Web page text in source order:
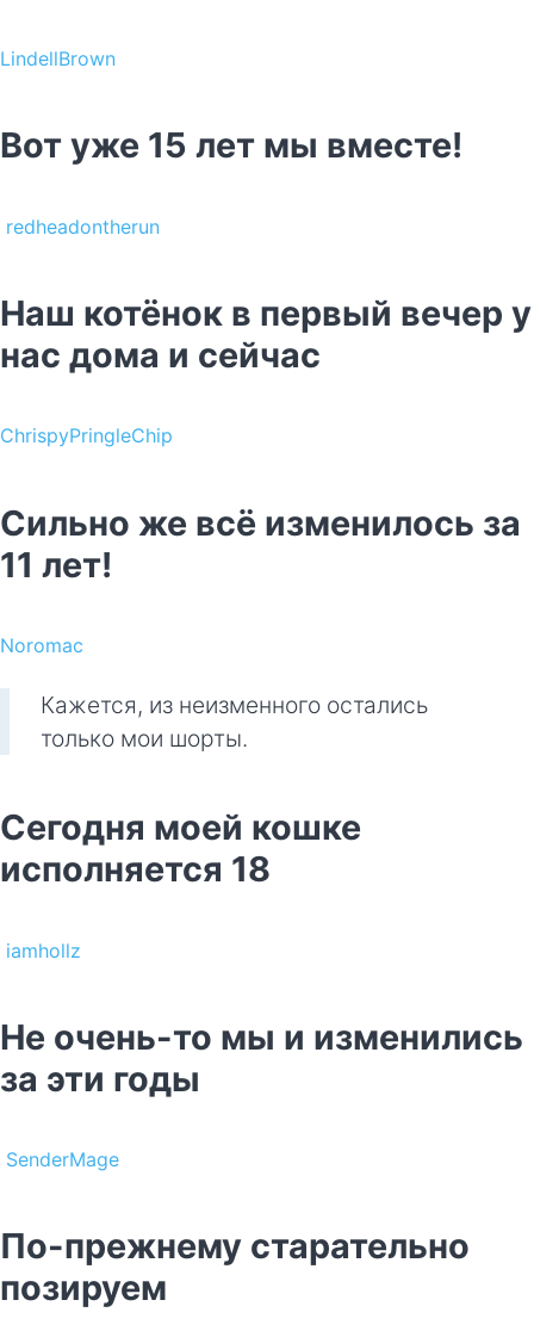
LindellBrown
Вот уже 15 лет мы вместе!
redheadontherun
Наш котёнок в первый вечер у
нас дома и сейчас
ChrispyPringleChip
Сильно же всё изменилось за
11 лет!
Noromac
Кажется, из неизменного остались
только мои шорты.
Сегодня моей кошке
исполняется 18
iamhollz
Не очень-то мы и изменились
за эти годы
SenderMage
По-прежнему старательно
позируем